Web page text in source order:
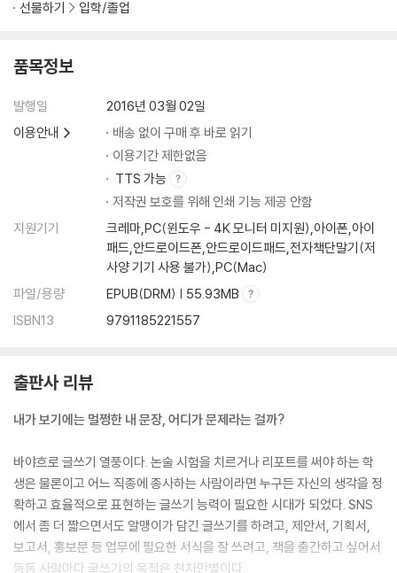
될 수 있는지 없는지
만남
다시 함인주
과거형을 써야 하는지 안 써도 되는지
시작할 수 있는 것과 없는 것
마지막 메일: 용서하세요
말을 이어 붙이는 접속사는 삿된 것이다
마지막 답장: 당신은 쓰고 나는 읽습니다
문장 다듬기 ②
선물하기
입학/졸업
품목정보
발행일
2016년 03월 02일
이용안내
배송 없이 구매 후 바로 읽기
이용기간 제한없음
TTS 가능
저작권 보호를 위해 인쇄 기능 제공 안함
지원기기
크레마,PC(윈도우 - 4K 모니터 미지원),아이폰,아이
패드,안드로이드폰,안드로이드패드,전자책단말기(저
사양 기기 사용 불가),PC(Mac)
파일/용량
EPUB(DRM) | 55.93MB
ISBN13
9791185221557
출판사 리뷰
내가 보기에는 멀쩡한 내 문장, 어디가 문제라는 걸까?
바야흐로 글쓰기 열풍이다. 논술 시험을 치르거나 리포트를 써야 하는 학
생은 물론이고 어느 직종에 종사하는 사람이라면 누구든 자신의 생각을 정
확하고 효율적으로 표현하는 글쓰기 능력이 필요한 시대가 되었다. SNS
에서 좀 더 짧으면서도 알맹이가 담긴 글쓰기를 하려고, 제안서, 기획서,
보고서, 홍보문 등 업무에 필요한 서식을 잘 쓰려고, 책을 출간하고 싶어서
등등 사람마다 글쓰기의 목적은 천차만별이다.